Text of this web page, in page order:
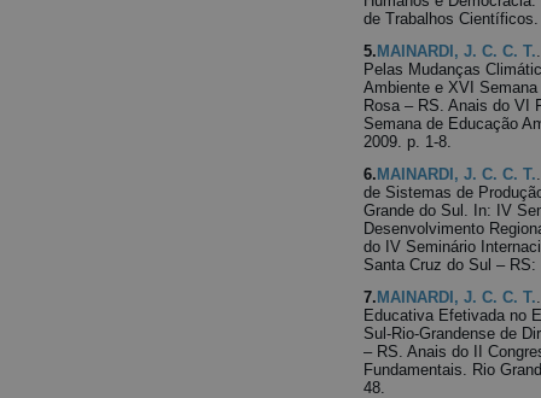
de Trabalhos
5. MAINARDI, J. C. C. T.
Pelas Mudanças
Ambiente e XVI
Rosa – RS. Anais do VI
Semana de Educação
2009. p. 1-8.
6. MAINARDI, J. C. C. T.
de Sistemas de
Grande do Sul. In: IV
Desenvolvimento
do IV Seminário
Santa Cruz do Sul –
7. MAINARDI, J. C. C. T.
Educativa Efetivada no
Sul-Rio-Grandense de
– RS. Anais do II
Fundamentais. Rio
48.